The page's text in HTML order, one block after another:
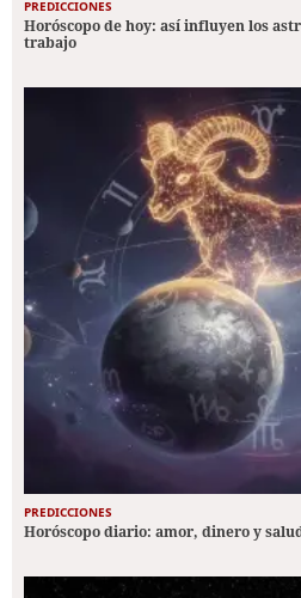
PREDICCIONES
Horóscopo de hoy: así influyen los
trabajo
PREDICCIONES
Horóscopo diario: amor, dinero y